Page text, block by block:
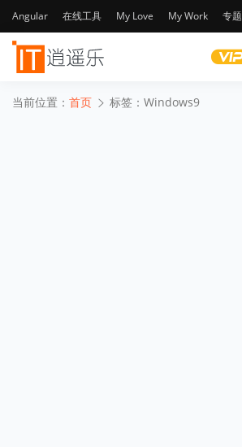
Angular 在线工具 My Love My Work 专题
当前位置： 首页 标签：Windows9